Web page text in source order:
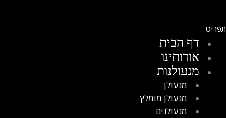
דף הבית
אודותינו
מנעולנות
מנעולן
מנעולן מומלץ
מנעולנים